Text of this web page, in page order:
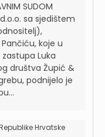
SUDOM
sa sjedištem
koje u
Luka
društva Župić &
podnijelo je
Hrvatske